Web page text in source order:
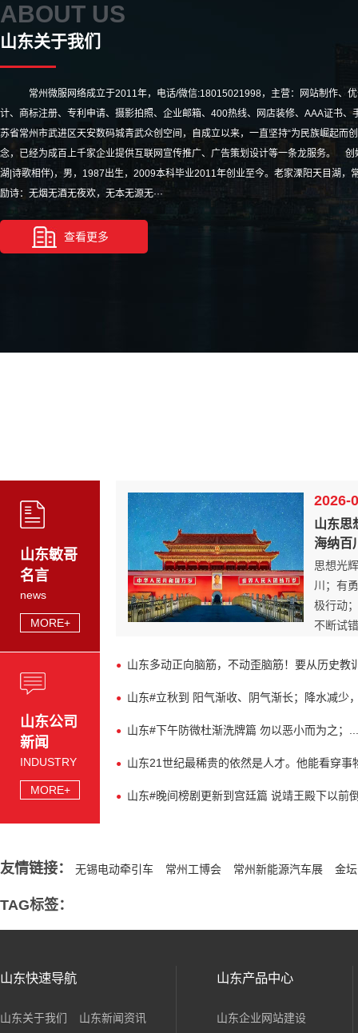
ABOUT US
山东关于我们
常州微服网络成立于2011年，电话/微信:18015021998，主营：网站制作、
计、商标注册、专利申请、摄影拍照、企业邮箱、400热线、网店装修、AAA证书
苏省常州市武进区天安数码城青武众创空间，自成立以来，一直坚持“为民族崛起而
念，已经为成百上千家企业提供互联网宣传推广、广告策划设计等一条龙服务。 创
湖|诗歌相伴)，男，1987出生，2009本科毕业2011年创业至今。老家溧阳天目湖
励诗：无烟无酒无夜欢，无本无源无···
查看更多
山东敏哥
名言
news
MORE+
山东公司
新闻
INDUSTRY
MORE+
2026-
山东思
海纳百
思想光
川；有
极行动
不断试
山东多动正向脑筋，不动歪脑筋！要从历史教
山东#立秋到 阳气渐收、阴气渐长；降水减少
山东#下午防微杜渐洗牌篇 勿以恶小而为之；...
山东21世纪最稀贵的依然是人才。他能看穿事
山东#晚间榜剧更新到宫廷篇 说靖王殿下以前
友情链接： 无锡电动牵引车 常州工博会 常州新能源汽车展 金
TAG标签：
山东快速导航
山东关于我们 山东新闻资讯
山东产品中心
山东企业网站建设